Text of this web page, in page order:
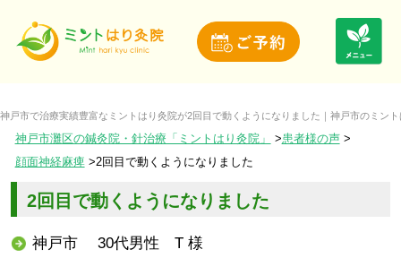
神戸市で治療実績豊富なミントはり灸院が2回目で動くようになりました｜神戸市のミン
神戸市灘区の鍼灸院・針治療「ミントはり灸院」
患者様の声
顔面神経麻痺
2回目で動くようになりました
2回目で動くようになりました
神戸市 30代男性 T 様